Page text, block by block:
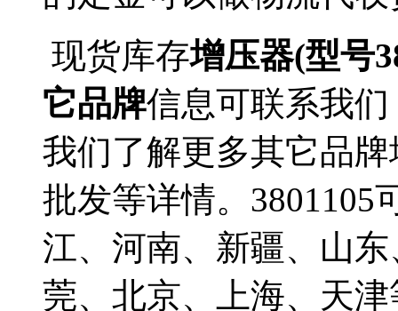
现货库存增压器(型号
它品牌信息可联系我
我们了解更多其它品
批发等详情。3801105
江、河南、新疆、山
莞、北京、上海、天